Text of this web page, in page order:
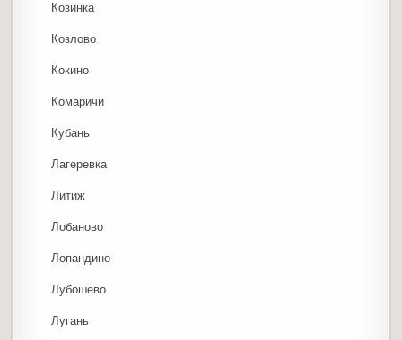
Козинка
Козлово
Кокино
Комаричи
Кубань
Лагеревка
Литиж
Лобаново
Лопандино
Лубошево
Лугань